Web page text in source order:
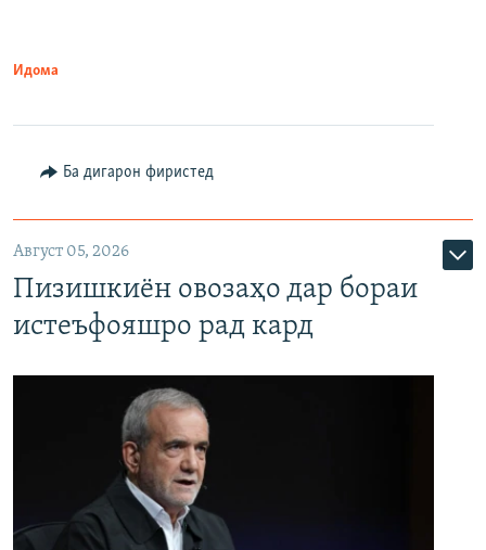
Идома
Ба дигарон фиристед
Август 05, 2026
Пизишкиён овозаҳо дар бораи
истеъфояшро рад кард